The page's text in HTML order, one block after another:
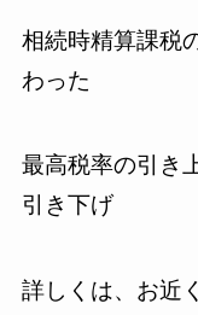
相続時精算課税
わった
最高税率の引き
引き下げ
詳しくは、お近